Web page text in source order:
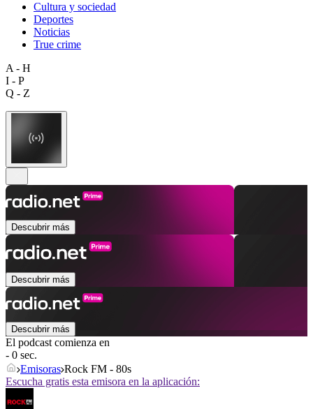
Cultura y sociedad
Deportes
Noticias
True crime
A - H
I - P
Q - Z
Descubrir más
Descubrir más
Descubrir más
El podcast comienza en
- 0 sec.
Emisoras Rock FM - 80s
Escucha gratis esta emisora en la aplicación: